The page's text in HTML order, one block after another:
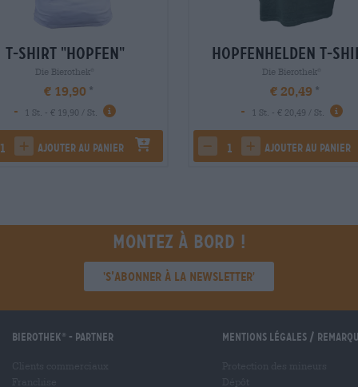
T-Shirt "Hopfen"
Die Bierothek
€ 19,90
-
1 St. - € 19,90 / St.
quantity
increase quantity
Ajouter au panier
Hopfenhelden T-
Die Bierothek®
€ 20,49
-
1 St. - € 20,49 / St.
decrease quantity
increase quantity
Ajouter au panier
Montez à bord !
'S’abonner à la newsletter'
Bierothek - Partner Mentions légales /